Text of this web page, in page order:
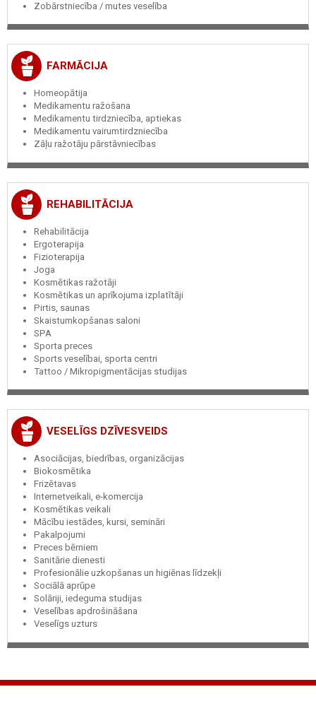
Zobārstniecība / mutes veselība
FARMĀCIJA
Homeopātija
Medikamentu ražošana
Medikamentu tirdzniecība, aptiekas
Medikamentu vairumtirdzniecība
Zāļu ražotāju pārstāvniecības
REHABILITĀCIJA
Rehabilitācija
Ergoterapija
Fizioterapija
Joga
Kosmētikas ražotāji
Kosmētikas un aprīkojuma izplatītāji
Pirtis, saunas
Skaistumkopšanas saloni
SPA
Sporta preces
Sports veselībai, sporta centri
Tattoo / Mikropigmentācijas studijas
VESELĪGS DZĪVESVEIDS
Asociācijas, biedrības, organizācijas
Biokosmētika
Frizētavas
Internetveikali, e-komercija
Kosmētikas veikali
Mācību iestādes, kursi, semināri
Pakalpojumi
Preces bērniem
Sanitārie dienesti
Profesionālie uzkopšanas un higiēnas līdzekļi
Sociālā aprūpe
Solāriji, iedeguma studijas
Veselības apdrošināšana
Veselīgs uzturs